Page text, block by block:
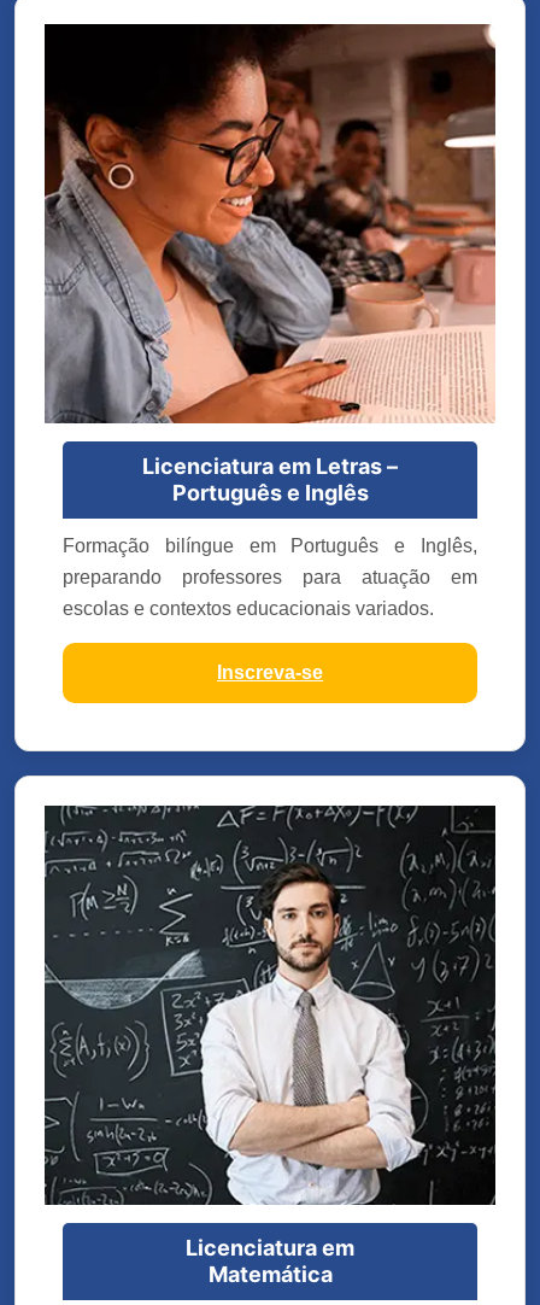
Licenciatura em Letras –
Português e Inglês
Formação bilíngue em Português e Inglês,
preparando professores para atuação em
escolas e contextos educacionais variados.
Inscreva-se
Licenciatura em
Matemática